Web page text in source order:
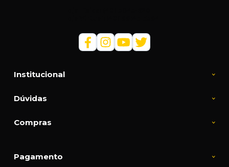
Institucional
Dúvidas
Compras
Pagamento